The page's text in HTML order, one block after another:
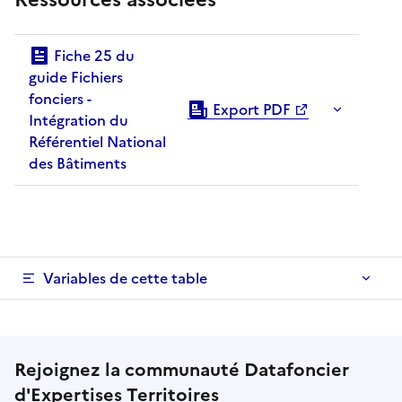
guide Fichiers
fonciers -
Intégration du
Référentiel National
des Bâtiments
Export PDF
Variables de cette table
Rejoignez la communauté Datafoncier
d'Expertises Territoires